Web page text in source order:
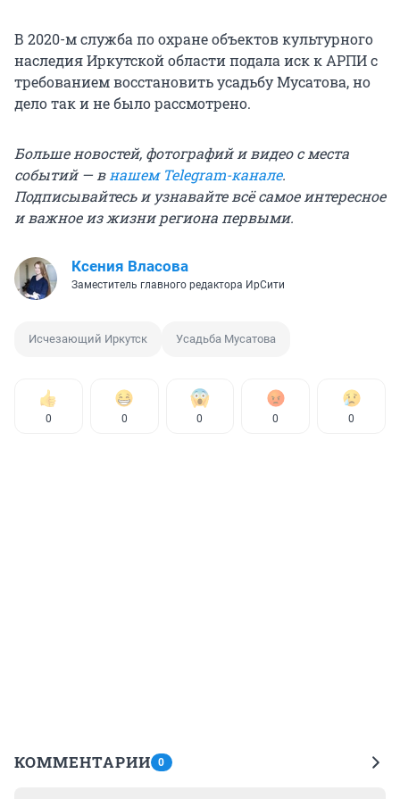
В 2020-м служба по охране объектов культурного
наследия Иркутской области подала иск к АРПИ с
требованием восстановить усадьбу Мусатова, но
дело так и не было рассмотрено.
Больше новостей, фотографий и видео с места
событий — внашем Telegram-канале.
Подписывайтесь и узнавайте всё самое интересное
и важное из жизни региона первыми.
Ксения Власова
Заместитель главного редактора ИрСити
Исчезающий Иркутск Усадьба Мусатова
0 0 0 0 0
КОММЕНТАРИИ 0